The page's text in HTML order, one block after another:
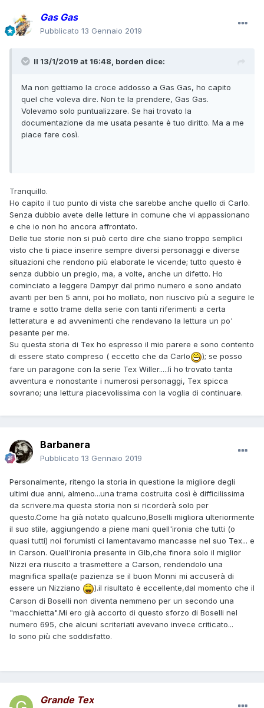
Gas Gas
Pubblicato 13 Gennaio 2019
Il 13/1/2019 at 16:48, borden dice:
Ma non gettiamo la croce addosso a Gas Gas, ho capito
quel che voleva dire. Non te la prendere, Gas Gas.
Volevamo solo puntualizzare. Se hai trovato la
documentazione da me usata pesante è tuo diritto. Ma a me
piace fare così.
Tranquillo.
Ho capito il tuo punto di vista che sarebbe anche quello di Carlo.
Senza dubbio avete delle letture in comune che vi appassionano
e che io non ho ancora affrontato.
Delle tue storie non si può certo dire che siano troppo semplici
visto che ti piace inserire sempre diversi personaggi e diverse
situazioni che rendono più elaborate le vicende; tutto questo è
senza dubbio un pregio, ma, a volte, anche un difetto. Ho
cominciato a leggere Dampyr dal primo numero e sono andato
avanti per ben 5 anni, poi ho mollato, non riuscivo più a seguire le
trame e sotto trame della serie con tanti riferimenti a certa
letteratura e ad avvenimenti che rendevano la lettura un po'
pesante per me.
Su questa storia di Tex ho espresso il mio parere e sono contento
di essere stato compreso ( eccetto che da Carlo
); se posso
fare un paragone con la serie Tex Willer.....lì ho trovato tanta
avventura e nonostante i numerosi personaggi, Tex spicca
sovrano; una lettura piacevolissima con la voglia di continuare.
Barbanera
Pubblicato 13 Gennaio 2019
Personalmente, ritengo la storia in questione la migliore degli
ultimi due anni, almeno...una trama costruita così è difficilissima
da scrivere.ma questa storia non si ricorderà solo per
questo.Come ha già notato qualcuno,Boselli migliora ulteriormente
il suo stile, aggiungendo a piene mani quell'ironia che tutti (o
quasi tutti) noi forumisti ci lamentavamo mancasse nel suo Tex... e
in Carson. Quell'ironia presente in Glb,che finora solo il miglior
Nizzi era riuscito a trasmettere a Carson, rendendolo una
magnifica spalla(e pazienza se il buon Monni mi accuserà di
essere un Nizziano
).il risultato è eccellente,dal momento che il
Carson di Boselli non diventa nemmeno per un secondo una
"macchietta".Mi ero già accorto di questo sforzo di Boselli nel
numero 695, che alcuni scriteriati avevano invece criticato...
Io sono più che soddisfatto.
Grande Tex